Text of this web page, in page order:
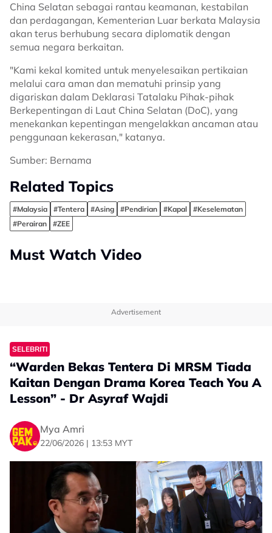
China Selatan sebagai rantau keamanan, kestabilan
dan perdagangan, Kementerian Luar berkata Malaysia
akan terus berhubung secara diplomatik dengan
semua negara berkaitan.
"Kami kekal komited untuk menyelesaikan pertikaian
melalui cara aman dan mematuhi prinsip yang
digariskan dalam Deklarasi Tatalaku Pihak-pihak
Berkepentingan di Laut China Selatan (DoC), yang
menekankan kepentingan mengelakkan ancaman atau
penggunaan kekerasan," katanya.
Sumber: Bernama
Related Topics
#Malaysia #Tentera #Asing #Pendirian #Kapal
#Keselematan
#Perairan
#ZEE
Must Watch Video
Advertisement
SELEBRITI
“Warden Bekas Tentera Di MRSM Tiada
Kaitan Dengan Drama Korea Teach You A
Lesson” - Dr Asyraf Wajdi
Mya Amri
22/06/2026 | 13:53 MYT